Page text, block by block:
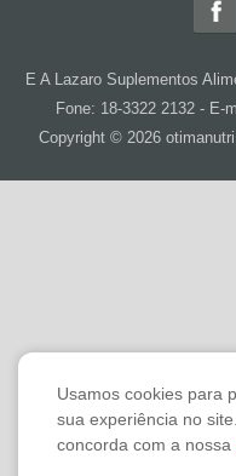
E A Lazaro Suplementos
Fone: 18-3322 2132 - E-
Copyright © 2026
Usamos cookies para
sua experiência no
concorda com a nossa